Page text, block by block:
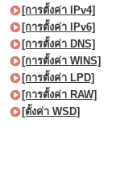
[การตั้งค่า IPv4]
[การตั้งค่า IPv6]
[การตั้งค่า DNS]
[การตั้งค่า WINS]
[การตั้งค่า LPD]
[การตั้งค่า RAW]
[ตั้งค่า WSD]